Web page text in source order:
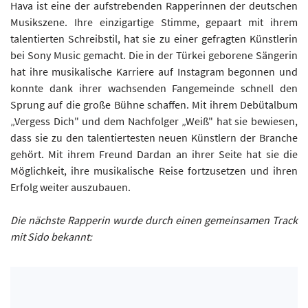
Hava ist eine der aufstrebenden Rapperinnen der deutschen
Musikszene. Ihre einzigartige Stimme, gepaart mit ihrem
talentierten Schreibstil, hat sie zu einer gefragten Künstlerin
bei Sony Music gemacht. Die in der Türkei geborene Sängerin
hat ihre musikalische Karriere auf Instagram begonnen und
konnte dank ihrer wachsenden Fangemeinde schnell den
Sprung auf die große Bühne schaffen. Mit ihrem Debütalbum
„Vergess Dich" und dem Nachfolger „Weiß" hat sie bewiesen,
dass sie zu den talentiertesten neuen Künstlern der Branche
gehört. Mit ihrem Freund Dardan an ihrer Seite hat sie die
Möglichkeit, ihre musikalische Reise fortzusetzen und ihren
Erfolg weiter auszubauen.
Die nächste Rapperin wurde durch einen gemeinsamen Track
mit Sido bekannt: